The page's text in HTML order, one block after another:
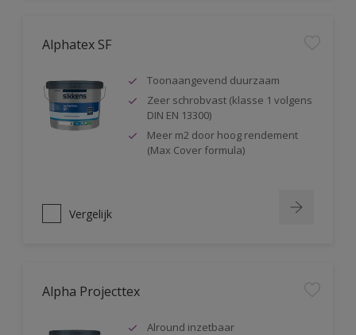
Alphatex SF
Toonaangevend duurzaam
Zeer schrobvast (klasse 1 volgens
DIN EN 13300)
Meer m2 door hoog rendement
(Max Cover formula)
Vergelijk
Alpha Projecttex
Alround inzetbaar